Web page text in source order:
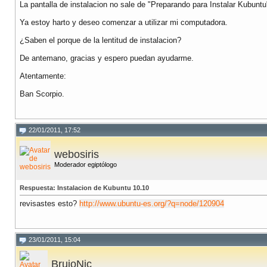
La pantalla de instalacion no sale de "Preparando para Instalar
Ya estoy harto y deseo comenzar a utilizar mi computadora.
¿Saben el porque de la lentitud de instalacion?
De antemano, gracias y espero puedan ayudarme.
Atentamente:
Ban Scorpio.
22/01/2011, 17:52
webosiris
Moderador egiptólogo
Respuesta: Instalacion de Kubuntu 10.10
revisastes esto? http://www.ubuntu-es.org/?q=node/120904
23/01/2011, 15:04
BrujoNic